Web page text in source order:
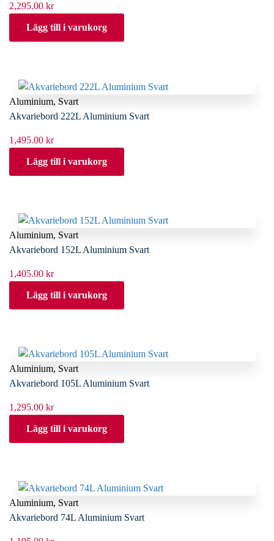
2,295.00 kr
Lägg till i varukorg
Aluminium, Svart
Akvariebord 222L Aluminium Svart
1,495.00 kr
Lägg till i varukorg
Aluminium, Svart
Akvariebord 152L Aluminium Svart
1,405.00 kr
Lägg till i varukorg
Aluminium, Svart
Akvariebord 105L Aluminium Svart
1,295.00 kr
Lägg till i varukorg
Aluminium, Svart
Akvariebord 74L Aluminium Svart